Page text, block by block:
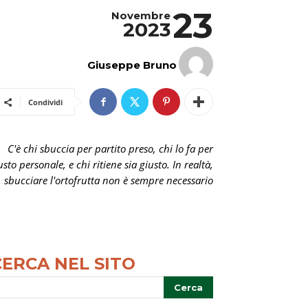
23
Novembre
2023
Giuseppe Bruno
Condividi
C'è chi sbuccia per partito preso, chi lo fa per
personale, e chi ritiene sia giusto. In realtà,
sbucciare l'ortofrutta non è sempre necessario
NEL SITO